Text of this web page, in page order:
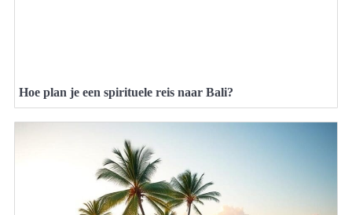
Hoe plan je een spirituele reis naar Bali?